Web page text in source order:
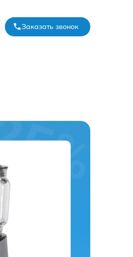
Заказать звонок